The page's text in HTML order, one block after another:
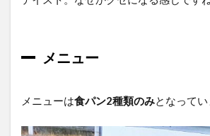
メニュー
メニューは食パン2種類のみとなってい